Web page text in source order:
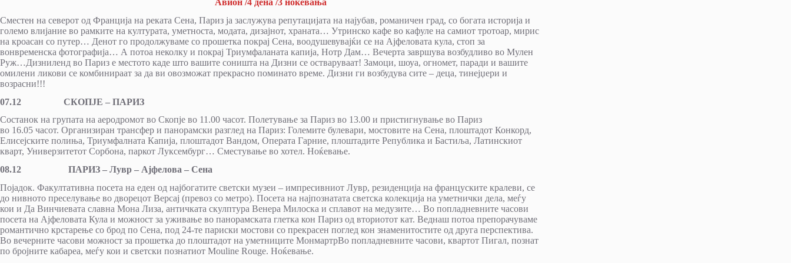
Авион /4 дена /3 ноќевања
Сместен на северот од Франција на реката Сена, Париз ја заслужува репутацијата на најубав, романичен град, со богата историја и
големо влијание во рамките на културата, уметноста, модата, дизајнот, храната… Утринско кафе во кафуле на самиот тротоар, мирис
на кроасан со путер… Денот го продолжуваме со прошетка покрај Сена, воодушевувајќи се на Ајфеловата кула, стоп за
вонвременска фотографија… А потоа неколку и покрај Триумфаланата капија, Нотр Дам… Вечерта завршува возбудливо во Мулен
Руж…Дизниленд во Париз е местото каде што вашите соништа на Дизни се остваруваат! Замоци, шоуа, огномет, паради и вашите
омилени ликови се комбинираат за да ви овозможат прекрасно поминато време. Дизни ги возбудува сите – деца, тинејџери и
возрасни!!!
07.12 СКОПЈЕ – ПАРИЗ
Состанок на групата на аеродромот во Скопје во 11.00 часот. Полетување за Париз во 13.00 и пристигнување во Париз
во 16.05 часот. Организиран трансфер и панорамски разглед на Париз: Големите булевари, мостовите на Сена, плоштадот Конкорд,
Елисејските полиња, Триумфалната Капија, плоштадот Вандом, Операта Гарние, плоштадите Република и Бастиља, Латинскиот
кварт, Универзитетот Сорбона, паркот Луксембург… Сместување во хотел. Ноќевање.
08.12 ПАРИЗ – Лувр – Ајфелова – Сена
Појадок. Факултативна посета на еден од најбогатите светски музеи – импресивниот Лувр, резиденција на француските кралеви, се
до нивното преселување во дворецот Версај (превоз со метро). Посета на најпознатата светска колекција на уметнички дела, меѓу
кои и Да Винчиевата славна Мона Лиза, античката скулптура Венера Милоска и сплавот на медузите… Во попладневните часови
посета на Ајфеловата Кула и можност за уживање во панорамската глетка кон Париз од вториотот кат. Веднаш потоа препорачуваме
романтично крстарење со брод по Сена, под 24-те париски мостови со прекрасен поглед кон знаменитостите од друга перспектива.
Во вечерните часови можност за прошетка до плоштадот на уметниците МонмартрВо попладневните часови, квартот Пигал, познат
по бројните кабареа, меѓу кои и светски познатиот Mouline Rouge. Ноќевање.